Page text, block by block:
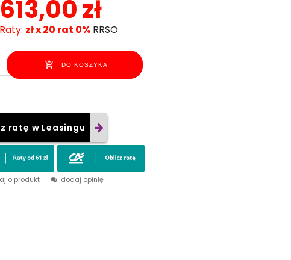
613,00 zł
Raty: zł x 20 rat 0%RRSO
DO KOSZYKA
ratę w Leasingu
o produkt dodaj opinię